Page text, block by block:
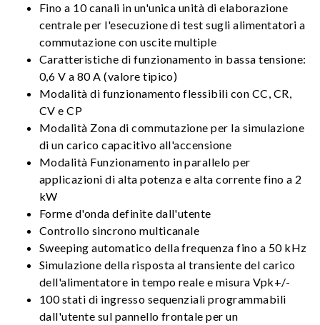
Fino a 10 canali in un'unica unità di elaborazione
centrale per l'esecuzione di test sugli alimentatori a
commutazione con uscite multiple
Caratteristiche di funzionamento in bassa tensione:
0,6 V a 80 A (valore tipico)
Modalità di funzionamento flessibili con CC, CR,
CV e CP
Modalità Zona di commutazione per la simulazione
di un carico capacitivo all'accensione
Modalità Funzionamento in parallelo per
applicazioni di alta potenza e alta corrente fino a 2
kW
Forme d'onda definite dall'utente
Controllo sincrono multicanale
Sweeping automatico della frequenza fino a 50 kHz
Simulazione della risposta al transiente del carico
dell'alimentatore in tempo reale e misura Vpk+/-
100 stati di ingresso sequenziali programmabili
dall'utente sul pannello frontale per un